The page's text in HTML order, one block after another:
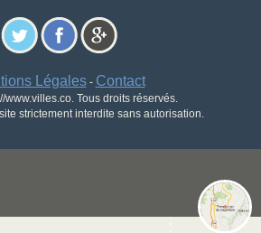
Légales- Contact
www.villes.co. Tous droits réservés.
strictement interdite sans autorisation.